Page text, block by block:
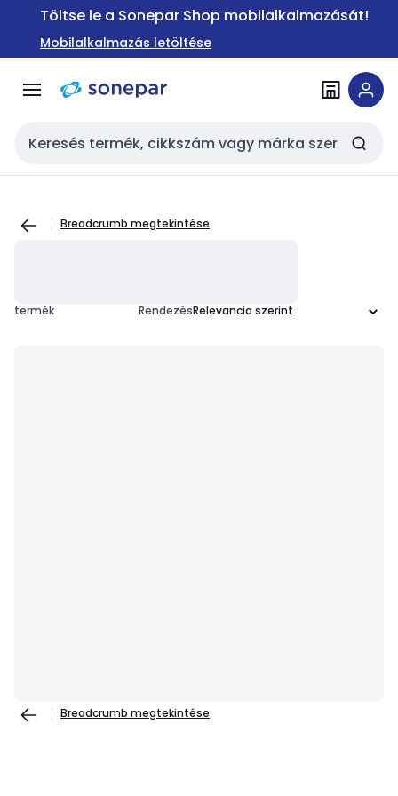
Ugrás a
Ugrás a
tartalomra
Töltse le a Sonepar Shop mobilalkalmazását!
Mobilalkalmazás letöltése
Keresési bemenet
Breadcrumb megtekintése
termék Rendezés
Breadcrumb megtekintése